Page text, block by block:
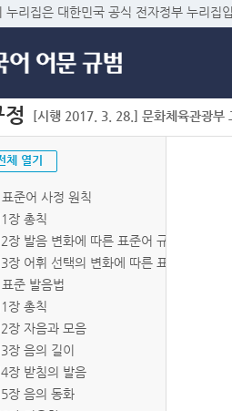
누리집은 대한민국 공식 전자정부 누리집
[시행 2017. 3. 28.] 문화체육관광
체 열기
준어 사정 원칙
장 총칙
장 발음 변화에 따른 표준어 규정
장 어휘 선택의 변화에 따른 표준어 규정
준 발음법
장 총칙
장 자음과 모음
장 음의 길이
장 받침의 발음
장 음의 동화